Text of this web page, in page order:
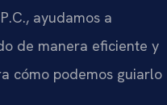
ayudamos a
de manera eficiente y
cómo podemos guiarlo